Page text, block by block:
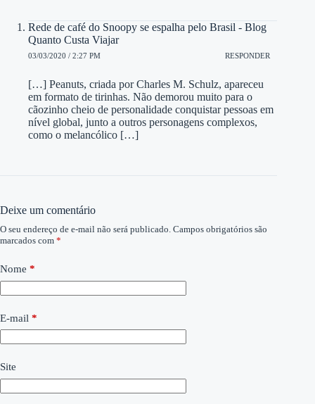
Rede de café do Snoopy se espalha pelo Brasil - Blog
Quanto Custa Viajar
03/03/2020 / 2:27 PM RESPONDER
[…] Peanuts, criada por Charles M. Schulz, apareceu
em formato de tirinhas. Não demorou muito para o
cãozinho cheio de personalidade conquistar pessoas em
nível global, junto a outros personagens complexos,
como o melancólico […]
Deixe um comentário
O seu endereço de e-mail não será publicado. Campos obrigatórios são
marcados com *
Nome *
E-mail *
Site